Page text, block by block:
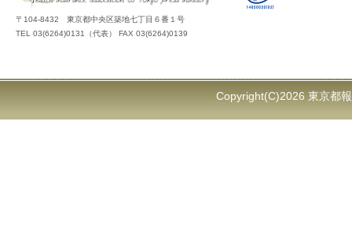
〒104-8432 東京都中央区築地七丁目６番１号
TEL 03(6264)0131（代表） FAX 03(6264)0139
Copyright(C)2026 東京都